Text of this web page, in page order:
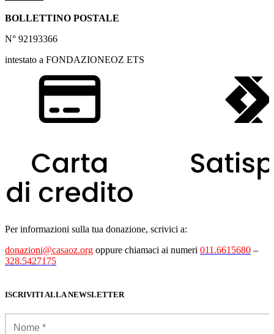
BOLLETTINO POSTALE
N° 92193366
intestato a FONDAZIONEOZ ETS
Per informazioni sulla tua donazione, scrivici a:
donazioni@casaoz.org oppure chiamaci ai numeri 011.6615680 –
328.5427175
ISCRIVITI ALLA NEWSLETTER